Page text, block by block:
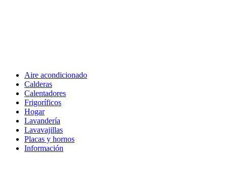
Aire acondicionado
Calderas
Calentadores
Frigoríficos
Hogar
Lavandería
Lavavajillas
Placas y hornos
Información